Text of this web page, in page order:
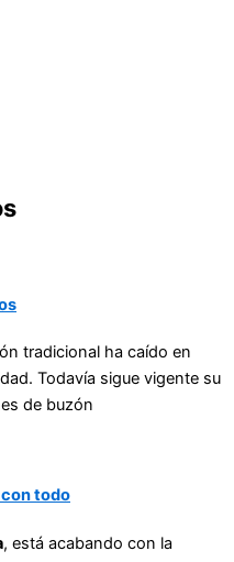
tradicional ha caído en
Todavía sigue vigente su
de buzón
todo
, está acabando con la